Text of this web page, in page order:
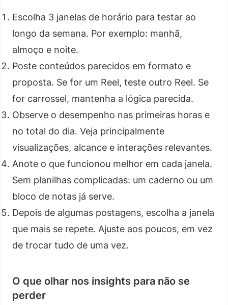
Escolha 3 janelas de horário para testar ao
longo da semana. Por exemplo: manhã,
almoço e noite.
Poste conteúdos parecidos em formato e
proposta. Se for um Reel, teste outro Reel. Se
for carrossel, mantenha a lógica parecida.
Observe o desempenho nas primeiras horas e
no total do dia. Veja principalmente
visualizações, alcance e interações relevantes.
Anote o que funcionou melhor em cada janela.
Sem planilhas complicadas: um caderno ou um
bloco de notas já serve.
Depois de algumas postagens, escolha a janela
que mais se repete. Ajuste aos poucos, em vez
de trocar tudo de uma vez.
O que olhar nos insights para não se
perder